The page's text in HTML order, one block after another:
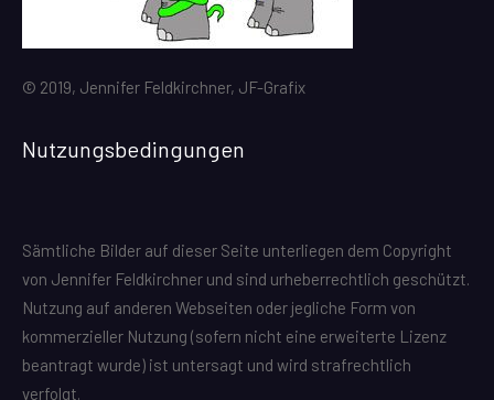
© 2019, Jennifer Feldkirchner, JF-Grafix
Nutzungsbedingungen
Sämtliche Bilder auf dieser Seite unterliegen dem Copyright
von Jennifer Feldkirchner und sind urheberrechtlich geschützt.
Nutzung auf anderen Webseiten oder jegliche Form von
kommerzieller Nutzung (sofern nicht eine erweiterte Lizenz
beantragt wurde) ist untersagt und wird strafrechtlich
verfolgt.